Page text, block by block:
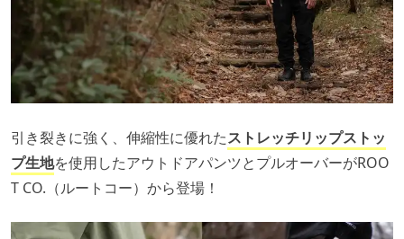
引き裂きに強く、伸縮性に優れたストレッチリップストッ
プ生地を使用したアウトドアパンツとプルオーバーがROO
T CO.（ルートコー）から登場！